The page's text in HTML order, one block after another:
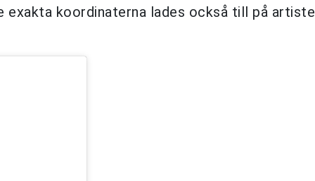
koordinaterna lades också till på